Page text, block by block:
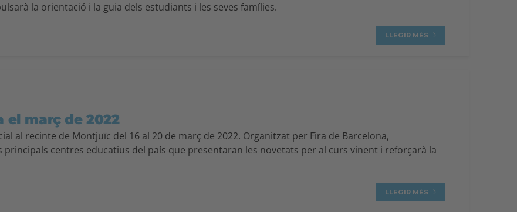
la orientació i la guia dels estudiants i les seves famílies.
LLEGIR MÉS
el març de 2022
al recinte de Montjuïc del 16 al 20 de març de 2022. Organitzat per Fira de Barcelona,
centres educatius del país que presentaran les novetats per al curs vinent i reforçarà la
LLEGIR MÉS